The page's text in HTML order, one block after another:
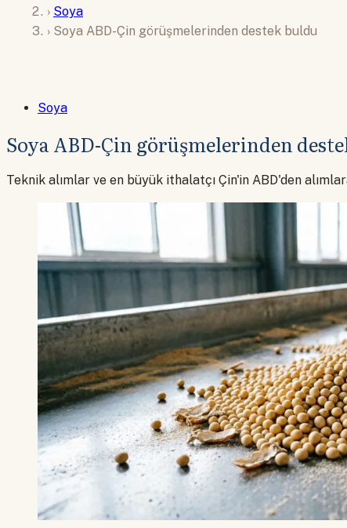
› Soya
› Soya ABD-Çin görüşmelerinden destek buldu
Soya
Soya ABD-Çin görüşmelerinden
Teknik alımlar ve en büyük ithalatçı Çin'in ABD'den